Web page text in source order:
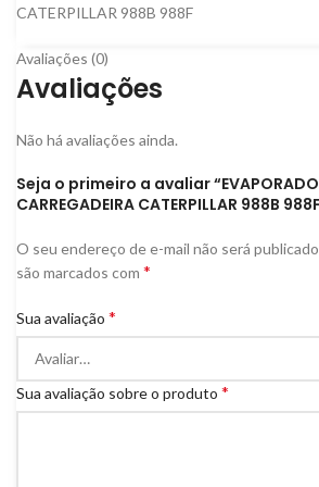
CATERPILLAR 988B 988F
Avaliações (0)
Avaliações
Não há avaliações ainda.
Seja o primeiro a avaliar
CARREGADEIRA CATERPILLAR 988B
O seu endereço de e-mail não será
são marcados com *
Sua avaliação *
Sua avaliação sobre o produto *